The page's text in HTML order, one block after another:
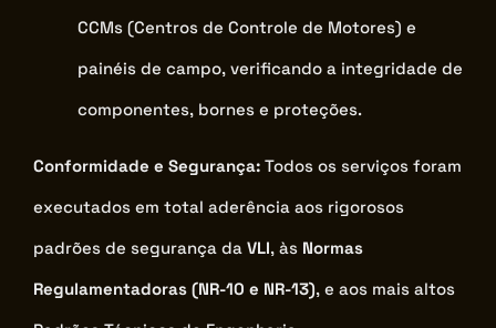
CCMs (Centros de Controle de Motores) e
painéis de campo, verificando a integridade de
componentes, bornes e proteções.
Conformidade e Segurança: Todos os serviços foram
executados em total aderência aos rigorosos
padrões de segurança da VLI, às Normas
Regulamentadoras (NR-10 e NR-13), e aos mais altos